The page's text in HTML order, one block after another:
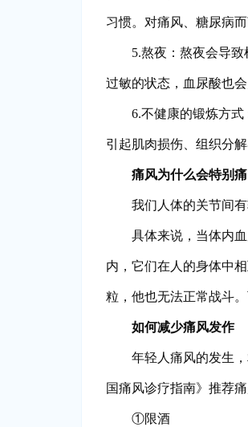
习惯。对痛风、糖尿病
5.熬夜：熬夜会导
过敏的状态，血尿酸也会
6.不健康的锻炼方
引起肌肉损伤、组织分
痛风为什么会特别痛
我们人体的关节间
具体来说，当体内
内，它们在人的身体中
粒，他也无法正常战斗
如何减少痛风发作
年轻人痛风的发生
国痛风诊疗指南》推荐
①限酒